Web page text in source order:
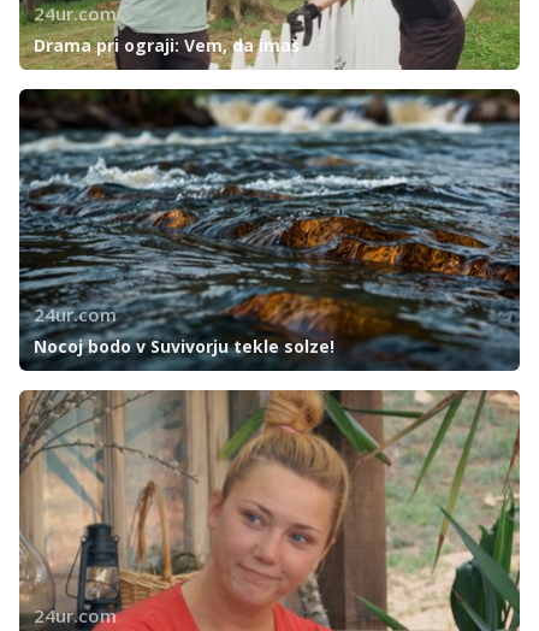
24ur.com
Drama pri ograji: Vem, da imaš
24ur.com
Nocoj bodo v Suvivorju tekle solze!
24ur.com